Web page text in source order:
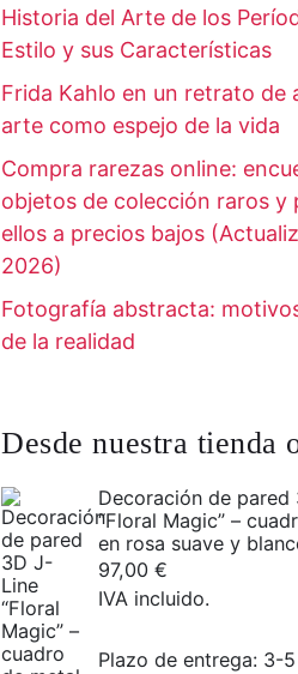
Historia del Arte de los
Estilo y sus Características
Frida Kahlo en un retrato de
arte como espejo de la vida
Compra rarezas online:
objetos de colección raros y
ellos a precios bajos
2026)
Fotografía abstracta:
de la realidad
Desde nuestra tienda
Decoración de pared
“Floral Magic” –
en rosa suave y
97,00€
IVA incluido.
Plazo de entrega: 3-